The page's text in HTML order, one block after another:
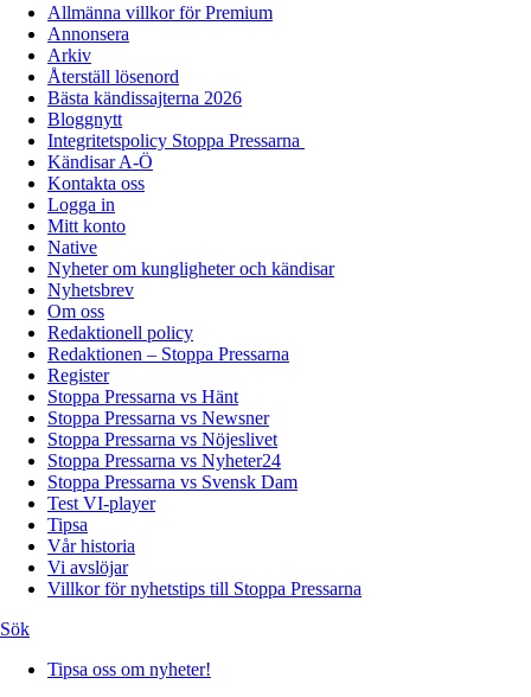
Allmänna villkor för Premium
Annonsera
Arkiv
Återställ lösenord
Bästa kändissajterna 2026
Bloggnytt
Integritetspolicy Stoppa Pressarna
Kändisar A-Ö
Kontakta oss
Logga in
Mitt konto
Native
Nyheter om kungligheter och kändisar
Nyhetsbrev
Om oss
Redaktionell policy
Redaktionen – Stoppa Pressarna
Register
Stoppa Pressarna vs Hänt
Stoppa Pressarna vs Newsner
Stoppa Pressarna vs Nöjeslivet
Stoppa Pressarna vs Nyheter24
Stoppa Pressarna vs Svensk Dam
Test VI-player
Tipsa
Vår historia
Vi avslöjar
Villkor för nyhetstips till Stoppa Pressarna
Sök
Tipsa oss om nyheter!